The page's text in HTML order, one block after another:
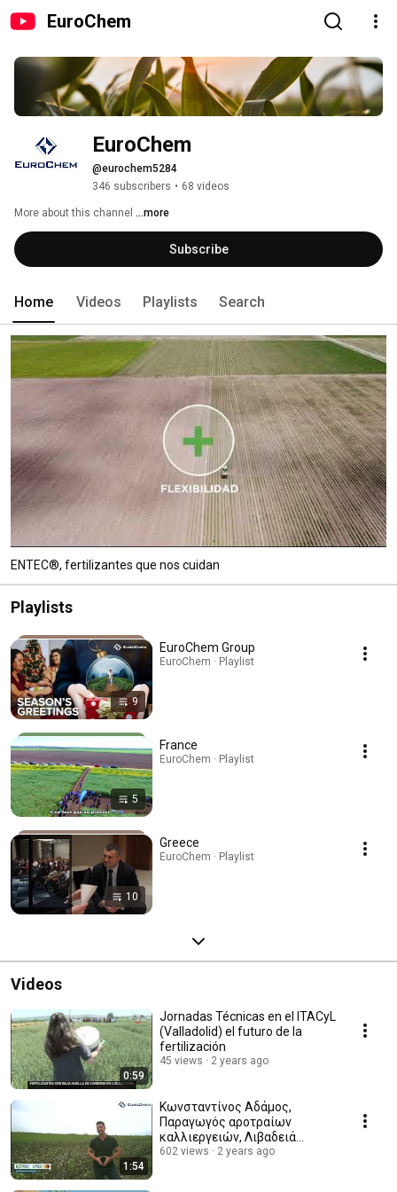
EuroChem
EuroChem
@eurochem5284
346 subscribers • 68 videos
More about this channel ...more
Subscribe
Home Videos Playlists Search
ENTEC®, fertilizantes que nos cuidan
Playlists
9
EuroChem Group
EuroChem · Playlist
5
France
EuroChem · Playlist
10
Greece
EuroChem · Playlist
Videos
0:59
Jornadas Técnicas en el ITACyL
(Valladolid) el futuro de la
fertilización
45 views 2 years ago
1:54
Κωνσταντίνος Αδάμος,
Παραγωγός αροτραίων
καλλιεργειών, Λιβαδειά
Βοιωτίας
602 views 2 years ago